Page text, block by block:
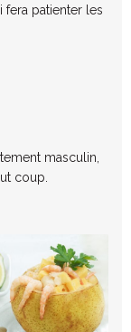
fera patienter les
masculin,
coup.